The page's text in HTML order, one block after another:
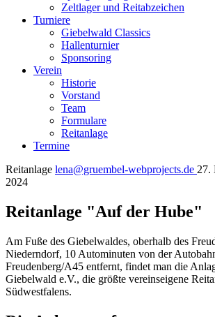
Zeltlager und Reitabzeichen
Turniere
Giebelwald Classics
Hallenturnier
Sponsoring
Verein
Historie
Vorstand
Team
Formulare
Reitanlage
Termine
Reitanlage lena@gruembel-webprojects.de 27.
2024
Reitanlage "Auf der Hube"
Am Fuße des Giebelwaldes, oberhalb des
Niederndorf, 10 Autominuten von der
Freudenberg/A45 entfernt, findet man die
Giebelwald e.V., die größte vereinseigene
Südwestfalens.